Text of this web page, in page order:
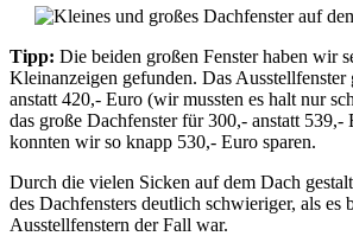
Tipp: Die beiden großen Fenster haben wir
Kleinanzeigen gefunden. Das Ausstellfenster
anstatt 420,- Euro (wir mussten es halt nur
das große Dachfenster für 300,- anstatt 539,-
konnten wir so knapp 530,- Euro sparen.
Durch die vielen Sicken auf dem Dach
des Dachfensters deutlich schwieriger, als es
Ausstellfenstern der Fall war.